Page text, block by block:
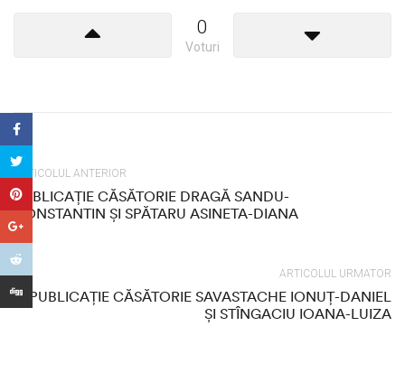
0
Voturi
ARTICOLUL ANTERIOR
PUBLICAȚIE CĂSĂTORIE DRAGĂ SANDU-
CONSTANTIN ȘI SPĂTARU ASINETA-DIANA
ARTICOLUL URMATOR
PUBLICAȚIE CĂSĂTORIE SAVASTACHE IONUȚ-DANIEL
ȘI STÎNGACIU IOANA-LUIZA